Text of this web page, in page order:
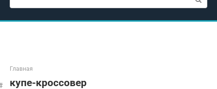
Главная
купе-кроссовер